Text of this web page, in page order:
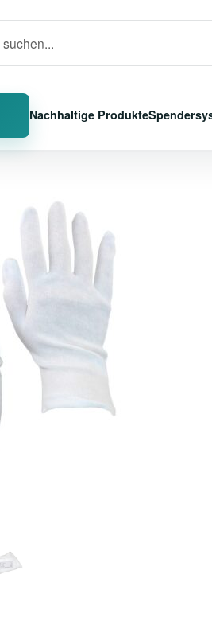
Nachhaltige Produkte